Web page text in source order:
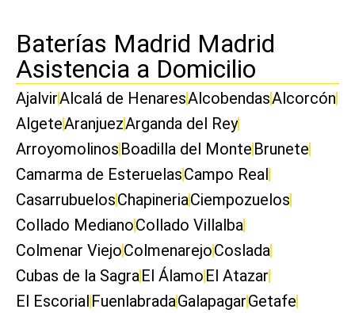
Baterías Madrid Madrid
Asistencia a Domicilio
AjalvirAlcalá de HenaresAlcobendasAlcorcón
AlgeteAranjuezArganda del Rey
Arroyomolinos Boadilla del Monte Brunete
Camarma de EsteruelasCampo Real
CasarrubuelosChapineriaCiempozuelos
Collado MedianoCollado Villalba
Colmenar ViejoColmenarejoCoslada
Cubas de la SagraEl Álamo El Atazar
El Escorial FuenlabradaGalapagarGetafe